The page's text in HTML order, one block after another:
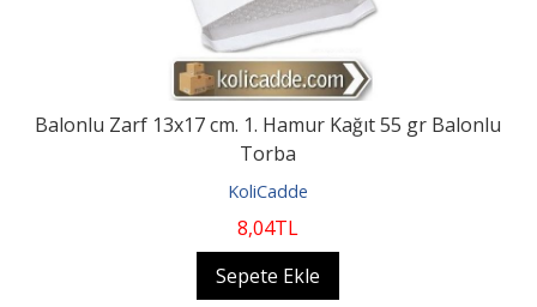
Balonlu Zarf 13x17 cm. 1. Hamur Kağıt 55 gr Balonlu
Torba
KoliCadde
8,04TL
Sepete Ekle